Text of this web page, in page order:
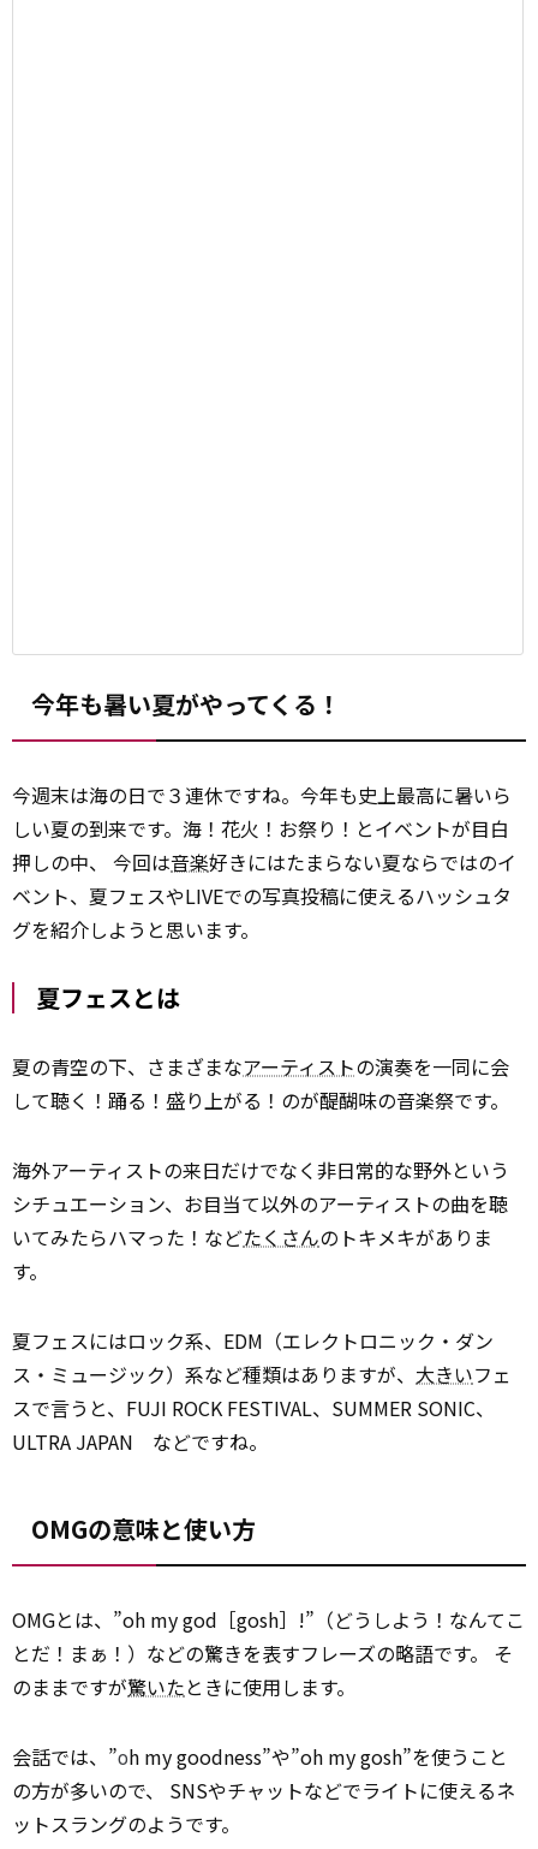
今年も暑い夏がやってくる！
今週末は海の日で３連休ですね。今年も史上最高に暑いら
しい夏の到来です。海！花火！お祭り！とイベントが目白
押しの中、 今回は音楽好きにはたまらない夏ならではのイ
ベント、夏フェスやLIVEでの写真投稿に使えるハッシュタ
グを紹介しようと思います。
夏フェスとは
夏の青空の下、さまざまなアーティストの演奏を一同に会
して聴く！踊る！盛り上がる！のが醍醐味の音楽祭です。
海外アーティストの来日だけでなく非日常的な野外という
シチュエーション、お目当て以外のアーティストの曲を聴
いてみたらハマった！などたくさんのトキメキがありま
す。
夏フェスにはロック系、EDM（エレクトロニック・ダン
ス・ミュージック）系など種類はありますが、 大きいフェ
スで言うと、FUJI ROCK FESTIVAL、SUMMER SONIC、
ULTRA JAPAN などですね。
OMGの意味と使い方
OMGとは、”oh my god［gosh］!”（どうしよう！なんてこ
とだ！まぁ！）などの驚きを表すフレーズの略語です。 そ
のままですが驚いたときに使用します。
会話では、”oh my goodness”や”oh my gosh”を使うこと
の方が多いので、 SNSやチャットなどでライトに使えるネ
ットスラングのようです。